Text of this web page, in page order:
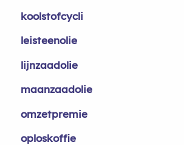
koolstofcycli
leisteenolie
lijnzaadolie
maanzaadolie
omzetpremie
oploskoffie